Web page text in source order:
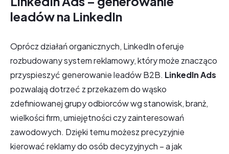
leadów na LinkedIn
Oprócz działań organicznych, LinkedIn oferuje
rozbudowany system reklamowy, który może znacząco
przyspieszyć generowanie leadów B2B. LinkedIn Ads
pozwalają dotrzeć z przekazem do wąsko
zdefiniowanej grupy odbiorców wg stanowisk, branż,
wielkości firm, umiejętności czy zainteresowań
zawodowych. Dzięki temu możesz precyzyjnie
kierować reklamy do osób decyzyjnych – a jak